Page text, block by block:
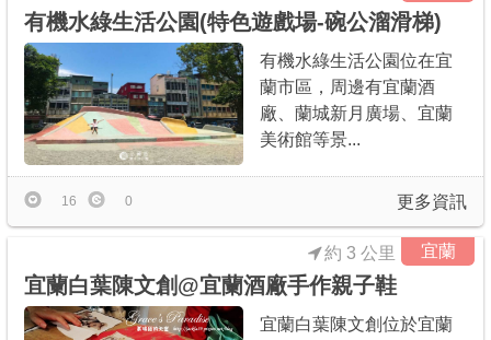
有機水綠生活公園(特色遊戲場-碗公溜滑梯)
有機水綠生活公園位在宜
蘭市區，周邊有宜蘭酒
廠、蘭城新月廣場、宜蘭
美術館等景...
更多資訊
16 0
宜蘭
宜蘭白葉陳文創@宜蘭酒廠手作親子鞋
約 3 公里
宜蘭白葉陳文創位於宜蘭